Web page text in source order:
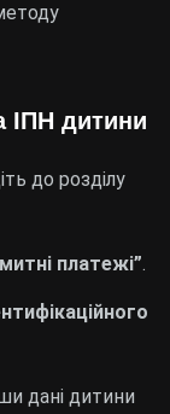
ІПН дитини
до розділу
платежі”.
дані дитини